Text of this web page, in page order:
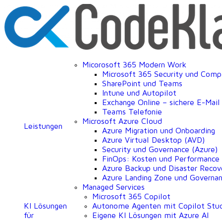
Leistungen
Micorosoft 365 Modern Work
Microsoft 365 Security und
SharePoint und Teams
Intune und Autopilot
Exchange Online – sichere E-
Teams Telefonie
Microsoft Azure Cloud
Azure Migration und Onboarding
Azure Virtual Desktop (AVD)
Security und Governance (Azure)
FinOps: Kosten und Performance
Azure Backup und Disaster
Azure Landing Zone und
Managed Services
KI Lösungen
für
Microsoft 365 Copilot
Autonome Agenten mit Copilot
Eigene KI Lösungen mit Azure AI